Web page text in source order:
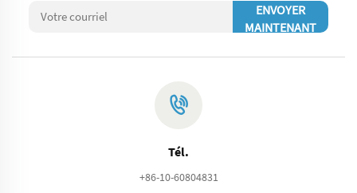
ENVOYER
MAINTENANT
Tél.
+86-10-60804831